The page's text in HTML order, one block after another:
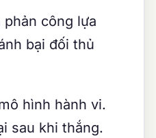
công lựa
bại đối thủ
hình hành vi.
sau khi thắng.